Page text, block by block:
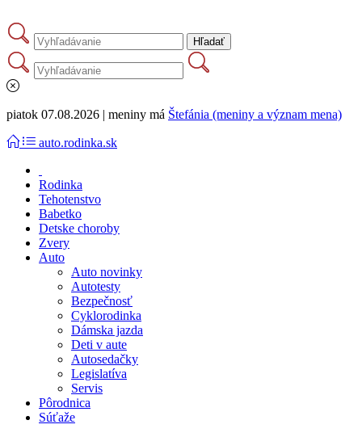
piatok 07.08.2026 | meniny má Štefánia (meniny a význam mena)
auto.rodinka.sk
Rodinka
Tehotenstvo
Babetko
Detske choroby
Zvery
Auto
Auto novinky
Autotesty
Bezpečnosť
Cyklorodinka
Dámska jazda
Deti v aute
Autosedačky
Legislatíva
Servis
Pôrodnica
Súťaže